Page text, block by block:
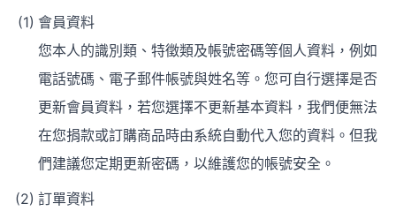
會員資料
您本人的識別類、特徵類及帳號密碼等個人資料，例如
電話號碼、電子郵件帳號與姓名等。您可自行選擇是否
更新會員資料，若您選擇不更新基本資料，我們便無法
在您捐款或訂購商品時由系統自動代入您的資料。但我
們建議您定期更新密碼，以維護您的帳號安全。
訂單資料